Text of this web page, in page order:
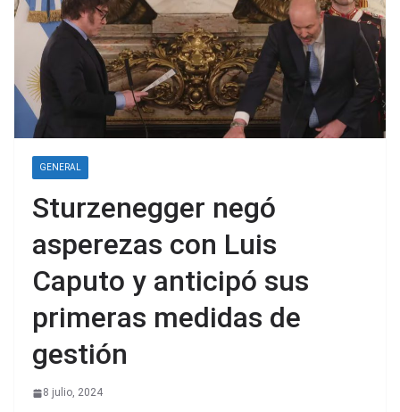
GENERAL
Sturzenegger negó
asperezas con Luis
Caputo y anticipó sus
primeras medidas de
gestión
8 julio, 2024